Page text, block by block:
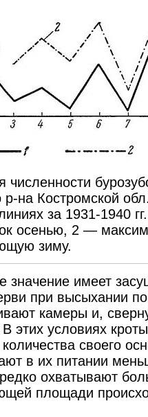
р-на Костромской
за 1931-1940
осенью, 2 —
зиму.
имеет
при высыхании
камеры и,
этих условиях
своего
в их питании
охватывают
площади